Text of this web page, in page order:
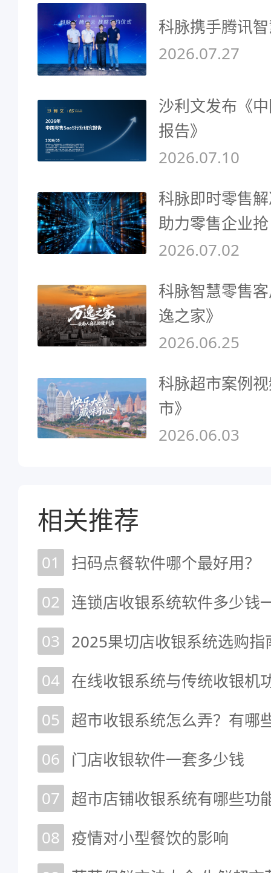
科脉携手腾讯
2026.07.27
沙利文发布《
报告》
2026.07.10
科脉即时零售
助力零售企业
2026.07.02
科脉智慧零售
逸之家》
2026.06.25
科脉超市案例
市》
2026.06.03
相关推荐
01
扫码点餐软件哪个最好用？
02
03
04 在线收银系统与传统收银机
05
超市收银系统怎么弄？有哪
06
门店收银软件一套多少钱
07 超市店铺收银系统有哪些功
08 疫情对小型餐饮的影响